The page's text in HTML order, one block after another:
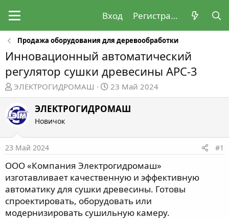
Вход Регистрация
Продажа оборудования для деревообработки
Инновационный автоматический
регулятор сушки древесины АРС-3
А
в
т
о
е
м
ы
ЭЛЕКТРОГИДРОМАШ
Д
а
т
а
л
а
23 Май 2024
ЭЛЕКТРОГИДРОМАШ
Новичок
23 Май 2024 #1
ООО «Компания Электрогидромаш»
изготавливает качественную и эффективную
автоматику для сушки древесины. Готовы
спроектировать, оборудовать или
модернизировать сушильную камеру.